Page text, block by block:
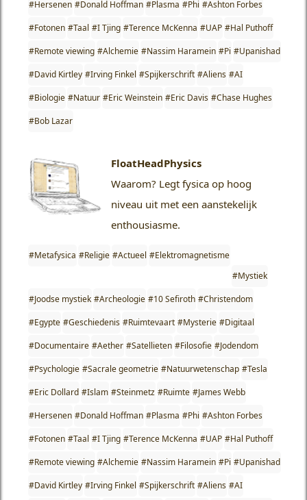
#Hersenen #Donald Hoffman #Plasma #Phi #Ashton Forbes
#Fotonen #Taal #I Tjing #Terence McKenna #UAP #Hal Puthoff
#Remote viewing #Alchemie #Nassim Haramein #Pi #Upanishad
#David Kirtley #Irving Finkel #Spijkerschrift #Aliens #AI
#Biologie #Natuur #Eric Weinstein #Eric Davis #Chase Hughes
#Bob Lazar
FloatHeadPhysics
Waarom? Legt fysica op hoog
niveau uit met een aanstekelijk
enthousiasme.
#Metafysica #Religie #Actueel #Elektromagnetisme
#Mystiek
#Joodse mystiek #Archeologie #10 Sefiroth #Christendom
#Egypte #Geschiedenis #Ruimtevaart #Mysterie #Digitaal
#Documentaire #Aether #Satellieten #Filosofie #Jodendom
#Psychologie #Sacrale geometrie #Natuurwetenschap #Tesla
#Eric Dollard #Islam #Steinmetz #Ruimte #James Webb
#Hersenen #Donald Hoffman #Plasma #Phi #Ashton Forbes
#Fotonen #Taal #I Tjing #Terence McKenna #UAP #Hal Puthoff
#Remote viewing #Alchemie #Nassim Haramein #Pi #Upanishad
#David Kirtley #Irving Finkel #Spijkerschrift #Aliens #AI